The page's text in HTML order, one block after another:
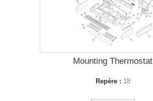
Mounting Thermostat
Repère : 18